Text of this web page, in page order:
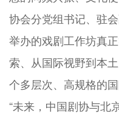
协会分党组书记、驻
举办的戏剧工作坊真
索、从国际视野到本
个多层次、高规格的
“未来，中国剧协与北